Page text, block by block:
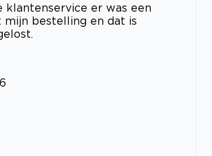
klantenservice er was een
bestelling en dat is